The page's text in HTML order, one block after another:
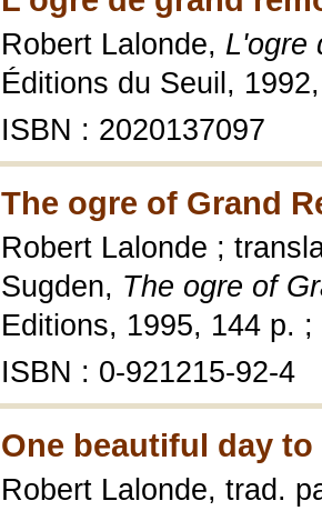
Robert Lalonde, L'ogre
Éditions du Seuil,
ISBN : 2020137097
The ogre of Grand
Robert Lalonde ;
Sugden, The ogre of
Editions, 1995, 144 p. ;
ISBN : 0-921215-92-4
One beautiful day to
Robert Lalonde, trad.